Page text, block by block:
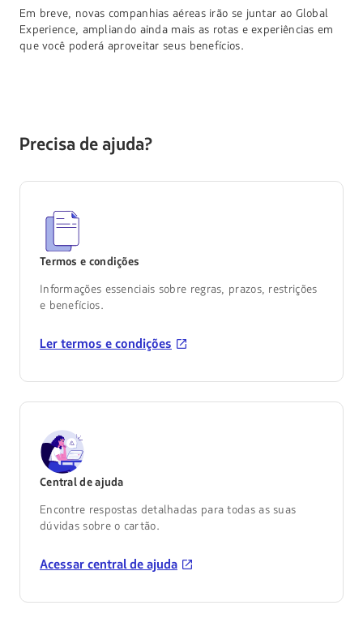
Em breve, novas companhias aéreas irão se juntar ao Global
Experience, ampliando ainda mais as rotas e experiências em
que você poderá aproveitar seus benefícios.
Precisa de ajuda?
Termos e condições
Informações essenciais sobre regras, prazos, restrições
e benefícios.
Ler termos e condições
Central de ajuda
Encontre respostas detalhadas para todas as suas
dúvidas sobre o cartão.
Acessar central de ajuda